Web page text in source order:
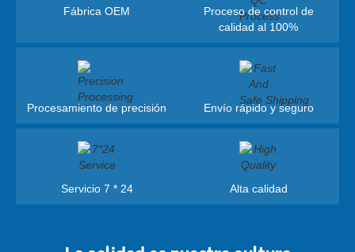
Fábrica OEM
Proceso de control de
calidad al 100%
Procesamiento de precisión Envío rápido y seguro
Servicio 7 * 24 Alta calidad